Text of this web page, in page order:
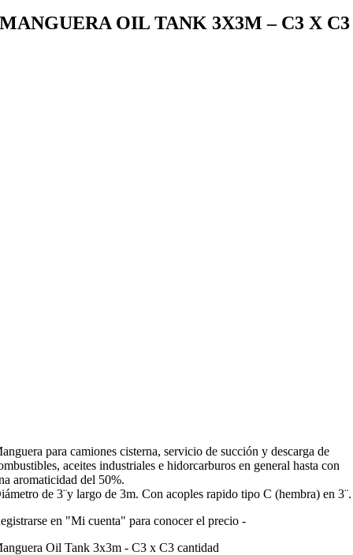
MANGUERA OIL TANK 3X3M – C3 X C3
para camiones cisterna, servicio de succión y descarga de
aceites industriales e hidorcarburos en general hasta con
aromaticidad del 50%.
de 3¨y largo de 3m. Con acoples rapido tipo C (hembra) en 3¨.
en "Mi cuenta" para conocer el precio -
Oil Tank 3x3m - C3 x C3 cantidad